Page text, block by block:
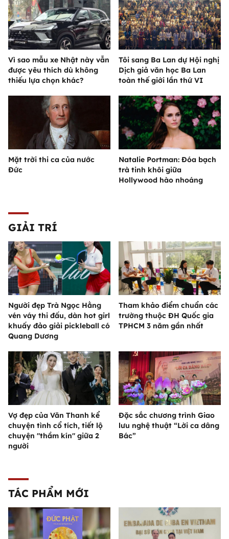
Vì sao mẫu xe Nhật này vẫn
được yêu thích dù không
thiếu lựa chọn khác?
Tôi sang Ba Lan dự Hội nghị
Dịch giả văn học Ba Lan
toàn thế giới lần thứ VI
Mặt trời thi ca của nước
Đức
Natalie Portman: Đóa bạch
trà tinh khôi giữa
Hollywood hào nhoáng
GIẢI TRÍ
Người đẹp Trà Ngọc Hằng
vén váy thi đấu, dàn hot girl
khuấy đảo giải pickleball có
Quang Dương
Tham khảo điểm chuẩn các
trường thuộc ĐH Quốc gia
TPHCM 3 năm gần nhất
Vợ đẹp của Văn Thanh kể
chuyện tình cổ tích, tiết lộ
chuyện "thầm kín" giữa 2
người
Đặc sắc chương trình Giao
lưu nghệ thuật “Lời ca dâng
Bác”
TÁC PHẨM MỚI